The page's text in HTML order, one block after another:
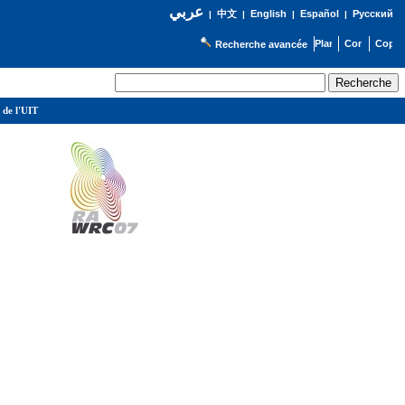
عربي| 中文| English | Español | Русский
Recherche avancée
de l'UIT